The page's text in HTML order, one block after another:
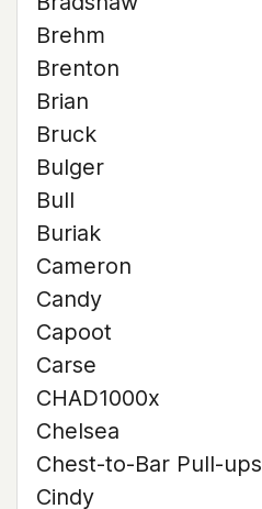
Brehm
Brenton
Brian
Bruck
Bulger
Bull
Buriak
Cameron
Candy
Capoot
Carse
CHAD1000x
Chelsea
Chest-to-Bar Pull-ups
Cindy